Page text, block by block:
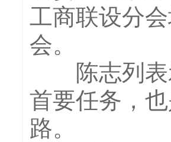
工商联设分
会。
陈志列表
首要任务，
路。